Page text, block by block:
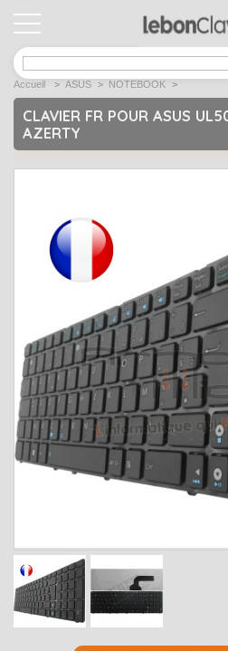
APPLE
ACER
ASUS
Déstockage
EMACHINES
LENOVO
MEDION
MSI
SAMSUNG
SONY
Accueil > ASUS > NOTEBOOK >
CLAVIER FR POUR ASUS
AZERTY